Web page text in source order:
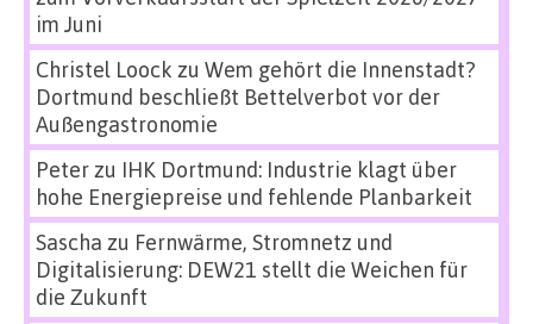
im Juni
Christel Loock zu Wem gehört die Innenstadt?
Dortmund beschließt Bettelverbot vor der
Außengastronomie
Peterzu IHK Dortmund: Industrie klagt über
hohe Energiepreise und fehlende Planbarkeit
Sascha zu Fernwärme, Stromnetz und
Digitalisierung: DEW21 stellt die Weichen für
die Zukunft